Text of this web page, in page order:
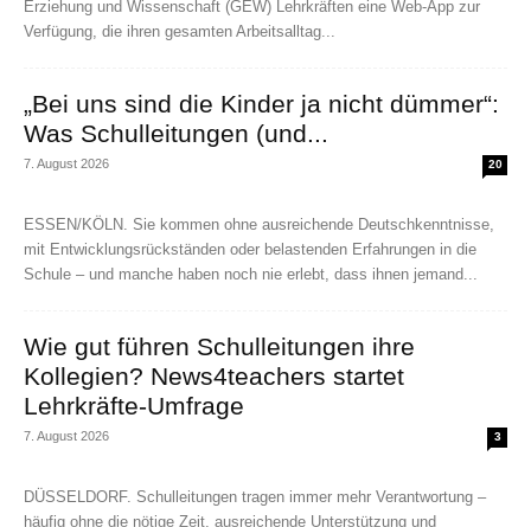
Erziehung und Wissenschaft (GEW) Lehrkräften eine Web-App zur
Verfügung, die ihren gesamten Arbeitsalltag...
„Bei uns sind die Kinder ja nicht dümmer“:
Was Schulleitungen (und...
7. August 2026 20
ESSEN/KÖLN. Sie kommen ohne ausreichende Deutschkenntnisse,
mit Entwicklungsrückständen oder belastenden Erfahrungen in die
Schule – und manche haben noch nie erlebt, dass ihnen jemand...
Wie gut führen Schulleitungen ihre
Kollegien? News4teachers startet
Lehrkräfte-Umfrage
7. August 2026 3
DÜSSELDORF. Schulleitungen tragen immer mehr Verantwortung –
häufig ohne die nötige Zeit, ausreichende Unterstützung und